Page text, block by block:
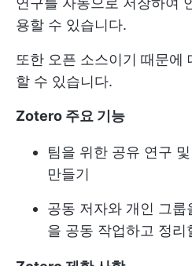
용할 수 있습니다.
또한 오픈 소스이기 때문에
할 수 있습니다.
Zotero 주요 기능
팀을 위한 공유 연구
만들기
공동 저자와 개인 그
을 공동 작업하고 정리